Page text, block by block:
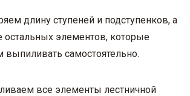
длину ступеней и подступенков, а
остальных элементов, которые
выпиливать самостоятельно.
все элементы лестничной